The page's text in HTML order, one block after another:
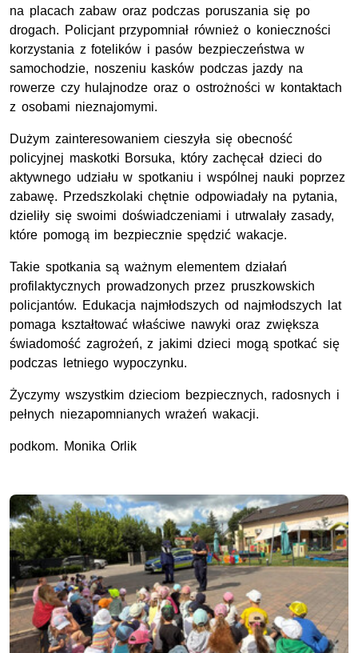
na placach zabaw oraz podczas poruszania się po
drogach. Policjant przypomniał również o konieczności
korzystania z fotelików i pasów bezpieczeństwa w
samochodzie, noszeniu kasków podczas jazdy na
rowerze czy hulajnodze oraz o ostrożności w kontaktach
z osobami nieznajomymi.
Dużym zainteresowaniem cieszyła się obecność
policyjnej maskotki Borsuka, który zachęcał dzieci do
aktywnego udziału w spotkaniu i wspólnej nauki poprzez
zabawę. Przedszkolaki chętnie odpowiadały na pytania,
dzieliły się swoimi doświadczeniami i utrwalały zasady,
które pomogą im bezpiecznie spędzić wakacje.
Takie spotkania są ważnym elementem działań
profilaktycznych prowadzonych przez pruszkowskich
policjantów. Edukacja najmłodszych od najmłodszych lat
pomaga kształtować właściwe nawyki oraz zwiększa
świadomość zagrożeń, z jakimi dzieci mogą spotkać się
podczas letniego wypoczynku.
Życzymy wszystkim dzieciom bezpiecznych, radosnych i
pełnych niezapomnianych wrażeń wakacji.
podkom. Monika Orlik